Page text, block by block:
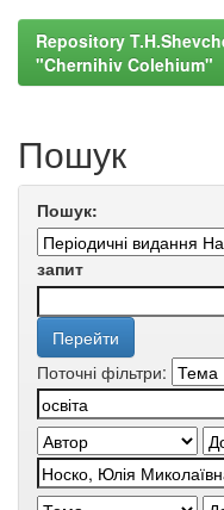
Repository
"Chernihiv Colehium"
Пошук
Пошук:
запит
Поточні фільтри: